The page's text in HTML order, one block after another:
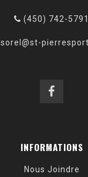
(450) 742-5791
sorel@st-
INFORMATIONS
Nous Joindre